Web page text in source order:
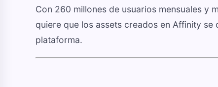
Con 260 millones de usuarios mensuales y
quiere que los assets creados en Affinity
plataforma.